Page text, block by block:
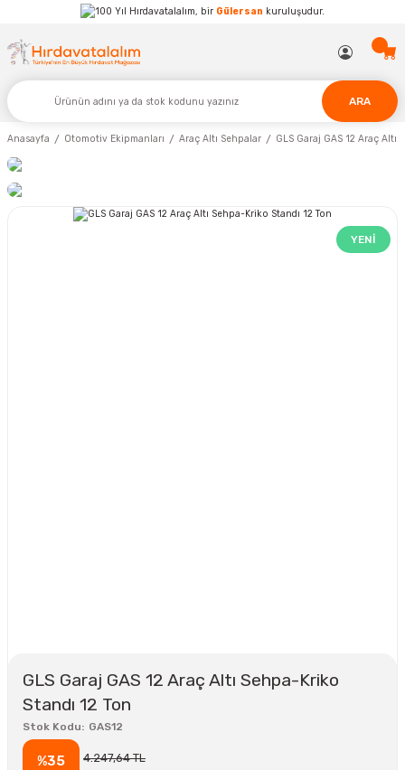
Hırdavatalalım, bir Gülersan kuruluşudur.
ARA
Anasayfa Otomotiv Ekipmanları Araç Altı Sehpalar GLS Garaj GAS 12 Araç Altı
YENİ
GLS Garaj GAS 12 Araç Altı Sehpa-Kriko
Standı 12 Ton
Stok Kodu GAS12
%35 4.247,64 TL